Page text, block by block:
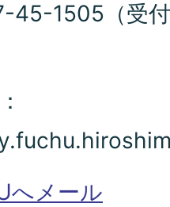
45-1505（受
へメール